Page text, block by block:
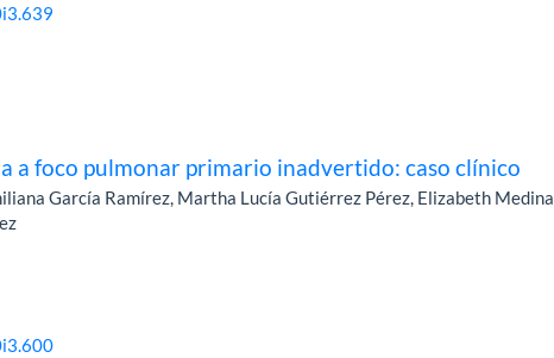
a foco pulmonar primario inadvertido: caso clínico
García Ramírez, Martha Lucía Gutiérrez Pérez, Elizabeth Medina